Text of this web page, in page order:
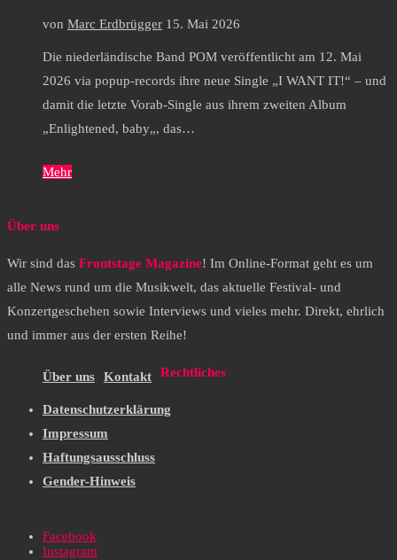
von Marc Erdbrügger 15. Mai 2026
Die niederländische Band POM veröffentlicht am 12. Mai
2026 via popup-records ihre neue Single „I WANT IT!“ – und
damit die letzte Vorab-Single aus ihrem zweiten Album
„Enlightened, baby„, das…
Mehr
Über uns
Wir sind das Frontstage Magazine! Im Online-Format geht es um
alle News rund um die Musikwelt, das aktuelle Festival- und
Konzertgeschehen sowie Interviews und vieles mehr. Direkt, ehrlich
und immer aus der ersten Reihe!
Über uns Kontakt Rechtliches
Datenschutzerklärung
Impressum
Haftungsausschluss
Gender-Hinweis
Facebook
Instagram